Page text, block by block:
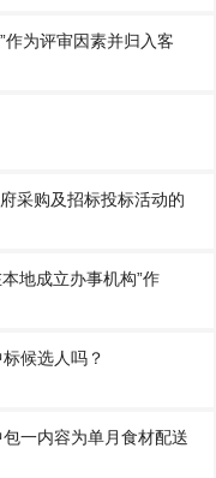
作为评审因素并归入客
采购及招标投标活动的
地成立办事机构”作
候选人吗？
一内容为单月食材配送